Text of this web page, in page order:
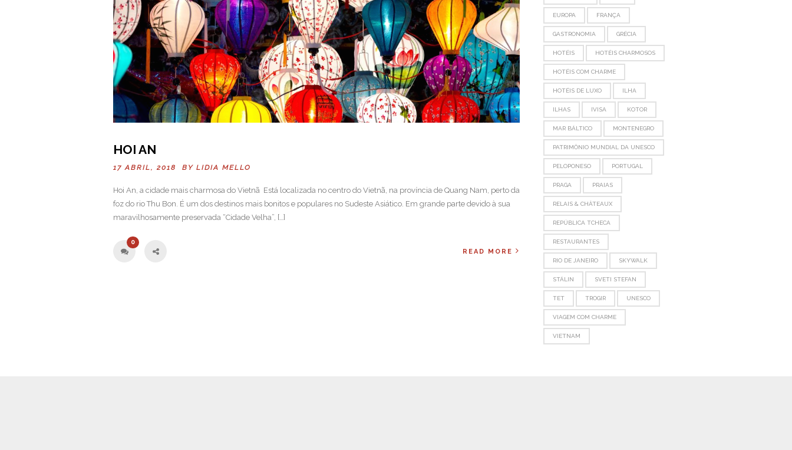
HOI AN
17 ABRIL, 2018 BY LIDIA MELLO
Hoi An, a cidade mais charmosa do Vietnã Está localizada no centro do Vietnã, na província de Quang Nam, perto da
foz do rio Thu Bon. É um dos destinos mais bonitos e populares no Sudeste Asiático. Em grande parte devido à sua
maravilhosamente preservada “Cidade Velha”, […]
0
READ MORE
EUROPA FRANÇA
GASTRONOMIA GRÉCIA
HOTÉIS HOTÉIS CHARMOSOS
HOTÉIS COM CHARME
HOTÉIS DE LUXO ILHA
ILHAS IVISA KOTOR
MAR BÁLTICO MONTENEGRO
PATRIMÔNIO MUNDIAL DA UNESCO
PELOPONESO PORTUGAL
PRAGA PRAIAS
RELAIS & CHÂTEAUX
REPÚBLICA TCHECA
RESTAURANTES
RIO DE JANEIRO SKYWALK
STÁLIN SVETI STEFAN
TET TROGIR UNESCO
VIAGEM COM CHARME
VIETNAM